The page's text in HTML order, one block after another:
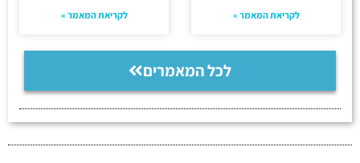
לקריאת המאמר » לקריאת המאמר »
לכל המאמרים